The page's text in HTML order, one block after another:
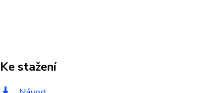
Ke stažení